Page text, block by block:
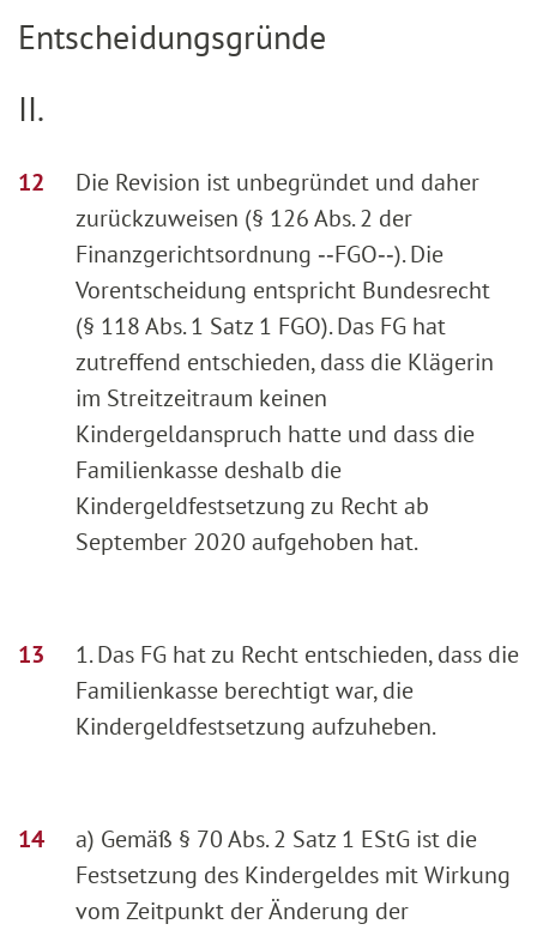
Entscheidungsgründe
II.
Die Revision ist unbegründet und daher
zurückzuweisen (§ 126 Abs. 2 der
Finanzgerichtsordnung ‑‑FGO‑‑). Die
Vorentscheidung entspricht Bundesrecht
(§ 118 Abs. 1 Satz 1 FGO). Das FG hat
zutreffend entschieden, dass die Klägerin
im Streitzeitraum keinen
Kindergeldanspruch hatte und dass die
Familienkasse deshalb die
Kindergeldfestsetzung zu Recht ab
September 2020 aufgehoben hat.
1. Das FG hat zu Recht entschieden, dass die
Familienkasse berechtigt war, die
Kindergeldfestsetzung aufzuheben.
a) Gemäß § 70 Abs. 2 Satz 1 EStG ist die
Festsetzung des Kindergeldes mit Wirkung
vom Zeitpunkt der Änderung der